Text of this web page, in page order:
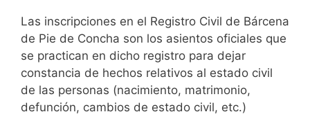
Las inscripciones en el Registro Civil de Bárcena
de Pie de Concha son los asientos oficiales que
se practican en dicho registro para dejar
constancia de hechos relativos al estado civil
de las personas (nacimiento, matrimonio,
defunción, cambios de estado civil, etc.)